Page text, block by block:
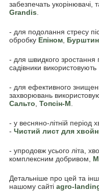
забезпечать укорінювачі,
Grandis
- для подолання стресу
обробку Епіном
- для швидкого зростання
садівники використовують
- для ефективного
захворювань
Сальто Топсін-М
- у весняно-літній період
- Чистий лист для
- упродовж усього літа,
комплексним добривом,
Детальніше про цей та
нашому сайті agro-